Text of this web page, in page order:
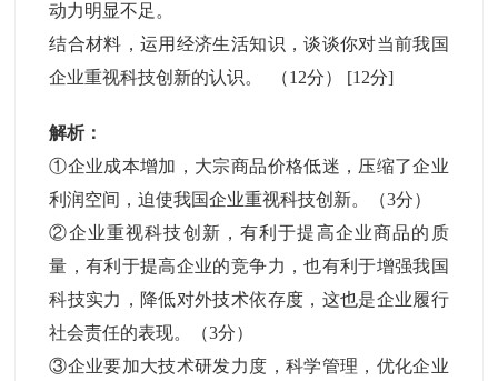
动力明显不足。
结合材料，运用经济生活知识，谈谈你对当前我国
企业重视科技创新的认识。 （12分） [12分]
解析：
①企业成本增加，大宗商品价格低迷，压缩了企业
利润空间，迫使我国企业重视科技创新。（3分）
②企业重视科技创新，有利于提高企业商品的质
量，有利于提高企业的竞争力，也有利于增强我国
科技实力，降低对外技术依存度，这也是企业履行
社会责任的表现。（3分）
③企业要加大技术研发力度，科学管理，优化企业